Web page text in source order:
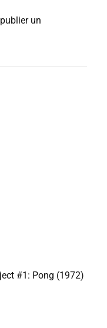
un
#1: Pong (1972)